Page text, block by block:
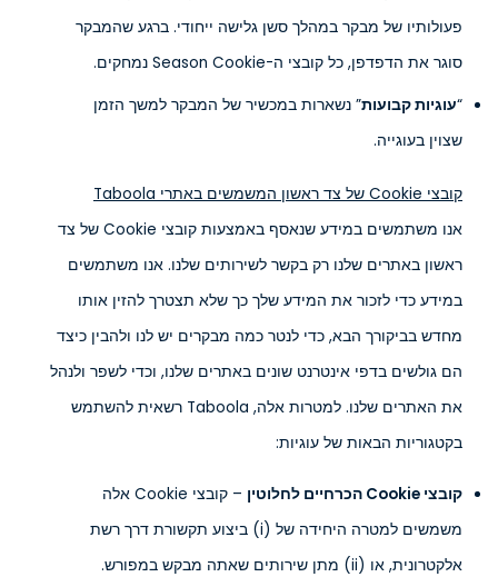
פעולותיו של מבקר במהלך סשן גלישה ייחודי. ברגע שהמבקר
סוגר את הדפדפן, כל קובצי ה-Season Cookie נמחקים.
“עוגיות קבועות” נשארות במכשיר של המבקר למשך הזמן
שצוין בעוגייה.
קובצי Cookie של צד ראשון המשמשים באתרי Taboola
אנו משתמשים במידע שנאסף באמצעות קובצי Cookie של צד
ראשון באתרים שלנו רק בקשר לשירותים שלנו. אנו משתמשים
במידע כדי לזכור את המידע שלך כך שלא תצטרך להזין אותו
מחדש בביקורך הבא, כדי לנטר כמה מבקרים יש לנו ולהבין כיצד
הם גולשים בדפי אינטרנט שונים באתרים שלנו, וכדי לשפר ולנהל
את האתרים שלנו. למטרות אלה, Taboola רשאית להשתמש
בקטגוריות הבאות של עוגיות:
קובצי Cookie הכרחיים לחלוטין
– קובצי Cookie אלה
משמשים למטרה היחידה של (i) ביצוע תקשורת דרך רשת
אלקטרונית, או (ii) מתן שירותים שאתה מבקש במפורש.